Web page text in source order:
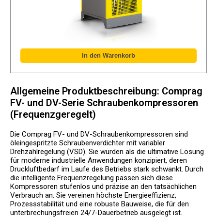
Allgemeine Produktbeschreibung: Comprag
FV- und DV-Serie Schraubenkompressoren
(Frequenzgeregelt)
Die Comprag FV- und DV-Schraubenkompressoren sind
öleingespritzte Schraubenverdichter mit variabler
Drehzahlregelung (VSD). Sie wurden als die ultimative Lösung
für moderne industrielle Anwendungen konzipiert, deren
Druckluftbedarf im Laufe des Betriebs stark schwankt. Durch
die intelligente Frequenzregelung passen sich diese
Kompressoren stufenlos und präzise an den tatsächlichen
Verbrauch an. Sie vereinen höchste Energieeffizienz,
Prozessstabilität und eine robuste Bauweise, die für den
unterbrechungsfreien 24/7-Dauerbetrieb ausgelegt ist.